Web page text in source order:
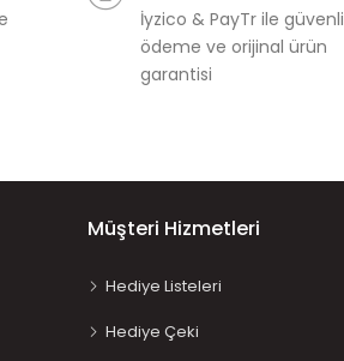
İyzico & PayTr ile güvenli
ödeme ve orijinal ürün
garantisi
Müşteri Hizmetleri
Hediye Listeleri
Hediye Çeki